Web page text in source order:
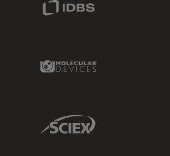
Molecular Devices Link
Sciex Link